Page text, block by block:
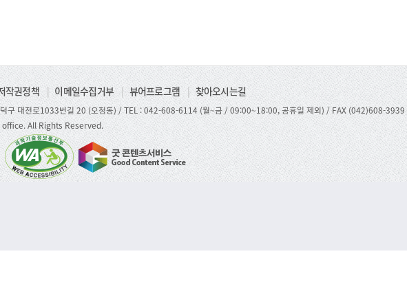
작권정책 | 이메일수집거부 | 뷰어프로그램 | 찾아오시는길
구 대전로1033번길 20 (오정동) /TEL : 042-608-6114 (월~금 / 09:00~18:00, 공휴일 제외) / FAX (042)608-3939
All Rights Reserved.